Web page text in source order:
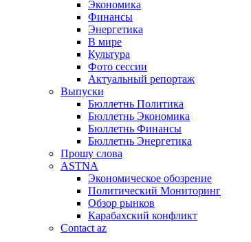
Экономика
Финансы
Энергетика
В мире
Культура
Фото сессии
Актуальный репортаж
Выпуски
Бюллетнь Политика
Бюллетнь Экономика
Бюллетнь Финансы
Бюллетнь Энергетика
Прошу слова
ASTNA
Экономическое обозрение
Политический Мониторинг
Обзор рынков
Карабахский конфликт
Contact az